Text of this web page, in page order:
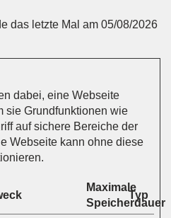
das letzte Mal am 05/08/2026
dabei, eine Webseite
sie Grundfunktionen wie
auf sichere Bereiche der
Webseite kann ohne diese
Maximale
Speicherdauer
Typ